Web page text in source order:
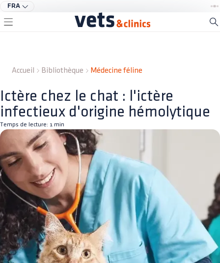
FRA
Accueil Bibliothèque Médecine féline
Ictère chez le chat : l'ictère
infectieux d'origine hémolytique
Temps de lecture: 1 min